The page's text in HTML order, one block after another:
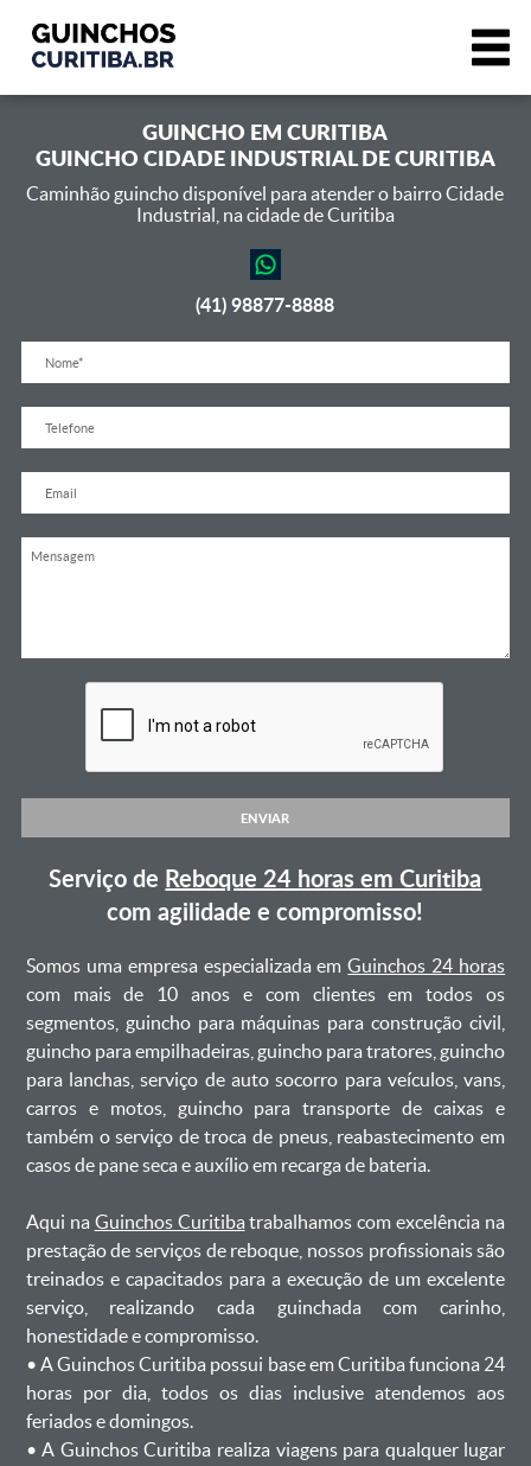
GUINCHO EMCURITIBA
GUINCHO CIDADE INDUSTRIAL DE CURITIBA
Caminhão guincho disponível para atender o bairro Cidade
Industrial, na cidade de Curitiba
(41) 98877-8888
ENVIAR
Serviço de Reboque 24 horas em Curitiba
com agilidade e compromisso!
Somos uma empresa especializada emGuinchos 24 horas
com mais de 10 anos e com clientes em todos os
segmentos, guincho para máquinas para construção civil,
guincho para empilhadeiras, guincho para tratores, guincho
para lanchas, serviço de auto socorro para veículos, vans,
carros e motos, guincho para transporte de caixas e
também o serviço de troca de pneus, reabastecimento em
casos de pane seca e auxílio em recarga de bateria. ㅤㅤ
Aqui na Guinchos Curitiba trabalhamos com excelência na
prestação de serviços de reboque, nossos profissionais são
treinados e capacitados para a execução de um excelente
serviço, realizando cada guinchada com carinho,
honestidade e compromisso.
ㅤㅤ• A Guinchos Curitiba possui base em Curitiba funciona 24
horas por dia, todos os dias inclusive atendemos aos
feriados e domingos.
ㅤㅤ• A Guinchos Curitiba realiza viagens para qualquer lugar